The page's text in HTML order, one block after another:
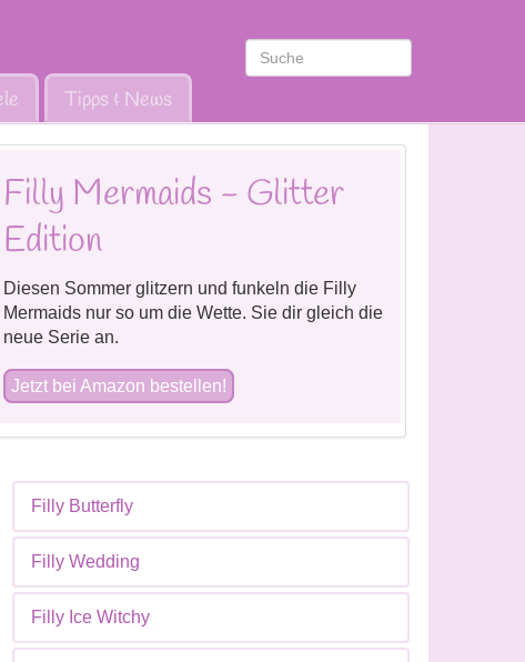
Tipps & News
Filly Mermaids - Glitter
Edition
Diesen Sommer glitzern und funkeln die Filly
Mermaids nur so um die Wette. Sie dir gleich die
neue Serie an.
Jetzt bei Amazon bestellen!
Filly Butterfly
Filly Wedding
Filly Ice Witchy